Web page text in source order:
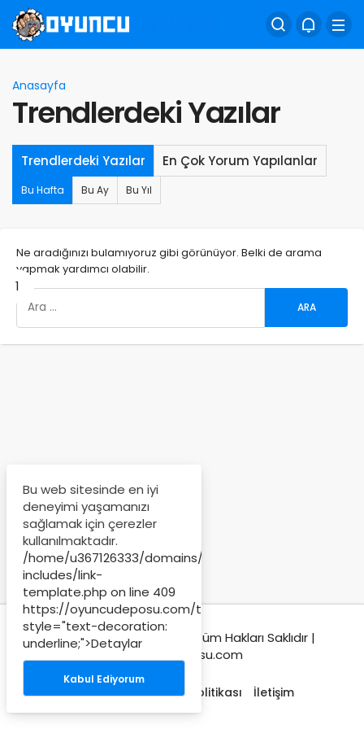
Anasayfa
Trendlerdeki Yazılar
Trendlerdeki Yazılar En Çok Yorum Yapılanlar
Bu Hafta Bu Ay Bu Yıl
Ne aradığınızı bulamıyoruz gibi görünüyor. Belki de arama
yapmak yardımcı olabilir.
© Copyright 2024-2025, Tüm Hakları Saklıdır |
Oyuncudeposu.com
Hakkımızda Gizlilik Politikası İletişim
Bu web sitesinde en iyi
deneyimi yaşamanızı
sağlamak için çerezler
kullanılmaktadır.
/home/u367126333/domains/oyuncudeposu.com/
includes/link-
template.php on line 409
https://oyuncudeposu.com/trendler/"
style="text-decoration:
underline;">Detaylar
Kabul Ediyorum